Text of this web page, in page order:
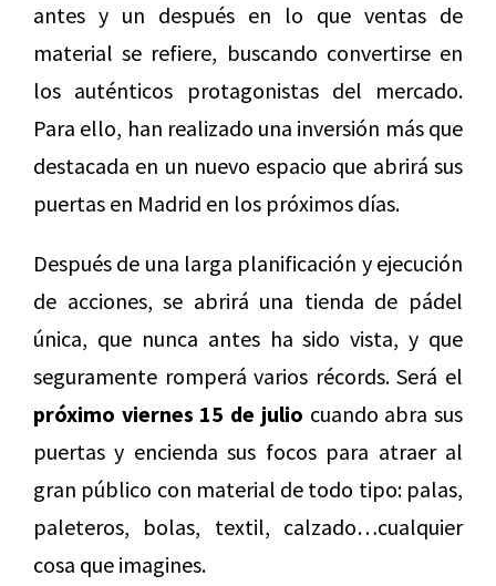
antes y un después en lo que ventas de
material se refiere, buscando convertirse en
los auténticos protagonistas del mercado.
Para ello, han realizado una inversión más que
destacada en un nuevo espacio que abrirá sus
puertas en Madrid en los próximos días.
Después de una larga planificación y ejecución
de acciones, se abrirá una tienda de pádel
única, que nunca antes ha sido vista, y que
seguramente romperá varios récords. Será el
próximo viernes 15 de julio cuando abra sus
puertas y encienda sus focos para atraer al
gran público con material de todo tipo: palas,
paleteros, bolas, textil, calzado…cualquier
cosa que imagines.